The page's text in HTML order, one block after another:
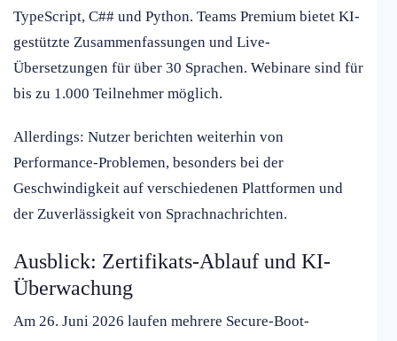
TypeScript, C## und Python. Teams Premium bietet KI-
gestützte Zusammenfassungen und Live-
Übersetzungen für über 30 Sprachen. Webinare sind für
bis zu 1.000 Teilnehmer möglich.
Allerdings: Nutzer berichten weiterhin von
Performance-Problemen, besonders bei der
Geschwindigkeit auf verschiedenen Plattformen und
der Zuverlässigkeit von Sprachnachrichten.
Ausblick: Zertifikats-Ablauf und KI-
Überwachung
Am 26. Juni 2026 laufen mehrere Secure-Boot-